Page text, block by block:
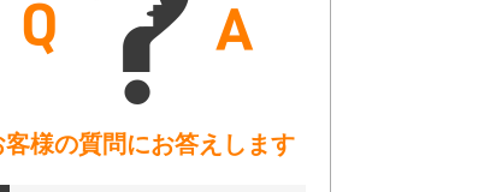
客様の質問にお答えします